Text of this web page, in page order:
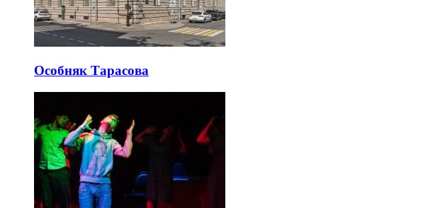
Особняк Тарасова